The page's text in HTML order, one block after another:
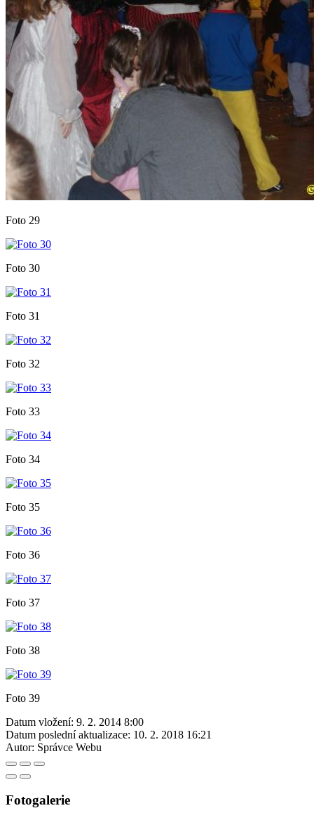
Foto 29
Foto 30
Foto 31
Foto 32
Foto 33
Foto 34
Foto 35
Foto 36
Foto 37
Foto 38
Foto 39
Datum vložení: 9. 2. 2014 8:00
Datum poslední aktualizace: 10. 2. 2018 16:21
Autor: Správce Webu
Fotogalerie